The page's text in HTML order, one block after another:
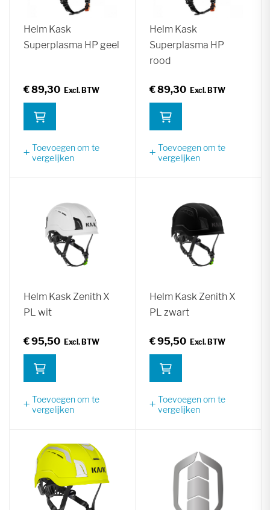
Helm Kask
Superplasma HP geel
€ 89,30
Toevoegen om te
vergelijken
Helm Kask
Superplasma HP
rood
€ 89,30
Toevoegen om te
vergelijken
Helm Kask Zenith X
PL wit
€ 95,50
Toevoegen om te
vergelijken
Helm Kask Zenith X
PL zwart
€ 95,50
Toevoegen om te
vergelijken